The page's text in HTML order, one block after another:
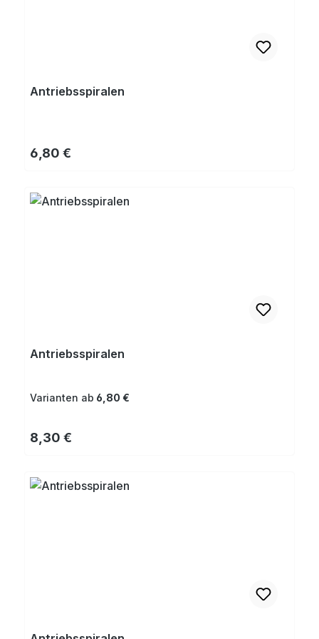
Antriebsspiralen
Regulärer Preis:
6,80 €
Antriebsspiralen
Varianten ab 6,80 €
Regulärer Preis:
8,30 €